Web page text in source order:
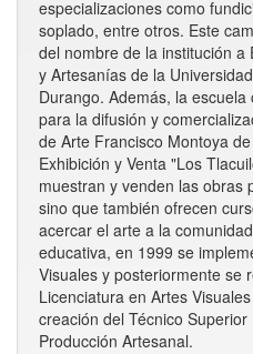
especializaciones como
soplado, entre otros. Este
del nombre de la institución a
y Artesanías de la
Durango. Además, la
para la difusión y
de Arte Francisco Montoya
Exhibición y Venta "Los
muestran y venden las obras
sino que también ofrecen
acercar el arte a la
educativa, en 1999 se
Visuales y posteriormente se
Licenciatura en Artes
creación del Técnico
Producción Artesanal.